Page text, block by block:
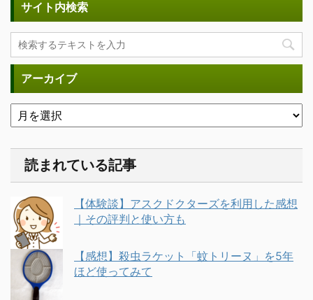
サイト内検索
アーカイブ
読まれている記事
【体験談】アスクドクターズを利用した感想
｜その評判と使い方も
【感想】殺虫ラケット「蚊トリーヌ」を5年
ほど使ってみて